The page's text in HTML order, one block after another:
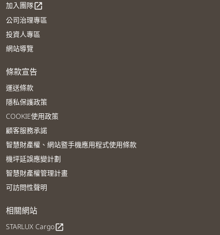
加入團隊open_in_new
公司治理專區
投資人專區
網站導覽
條款宣告
運送條款
隱私保護政策
COOKIE使用政策
顧客服務承諾
智慧財產權、網站暨手機應用程式使用條款
機坪延誤應變計劃
智慧財產權管理計畫
可訪問性聲明
相關網站
STARLUX Cargoopen_in_new